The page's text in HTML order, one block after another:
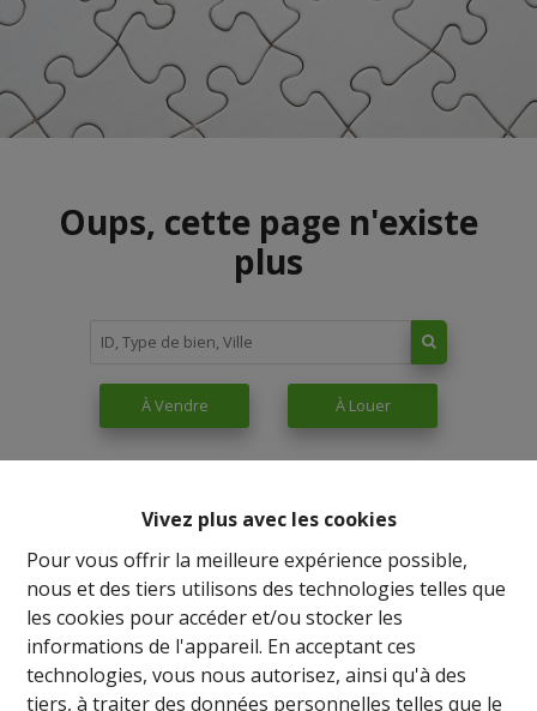
Vivez plus avec les cookies
Pour vous offrir la meilleure expérience possible,
nous et des tiers utilisons des technologies telles que
les cookies pour accéder et/ou stocker les
informations de l'appareil. En acceptant ces
technologies, vous nous autorisez, ainsi qu'à des
tiers, à traiter des données personnelles telles que le
Oups, cette page n'existe
plus
À Vendre À Louer